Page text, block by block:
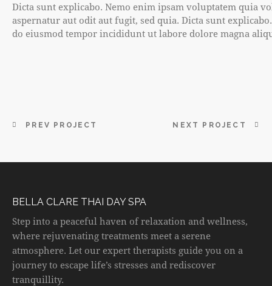
Dicta sunt explicabo. Nemo enim ipsam voluptatem quia
aspernatur aut odit aut fugit, sed quia. Dicta sunt
do eiusmod tempor incididunt ut labore dolore magna
PREV PROJECT NEXT PROJECT
BELLA CLARE THAI DAY SPA
Step into a peaceful haven of relaxation and wellness,
where rejuvenating treatments meet a serene
atmosphere. Let our expert therapists guide you on a
journey to escape life’s stresses and rediscover
tranquillity.